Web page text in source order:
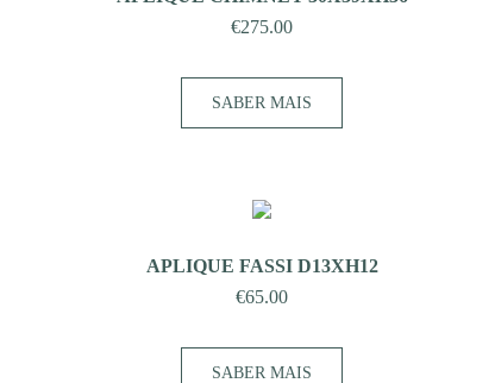
€275.00
SABER MAIS
APLIQUE FASSI D13XH12
€65.00
SABER MAIS